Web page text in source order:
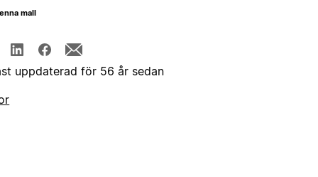
mall
uppdaterad för 56 år sedan